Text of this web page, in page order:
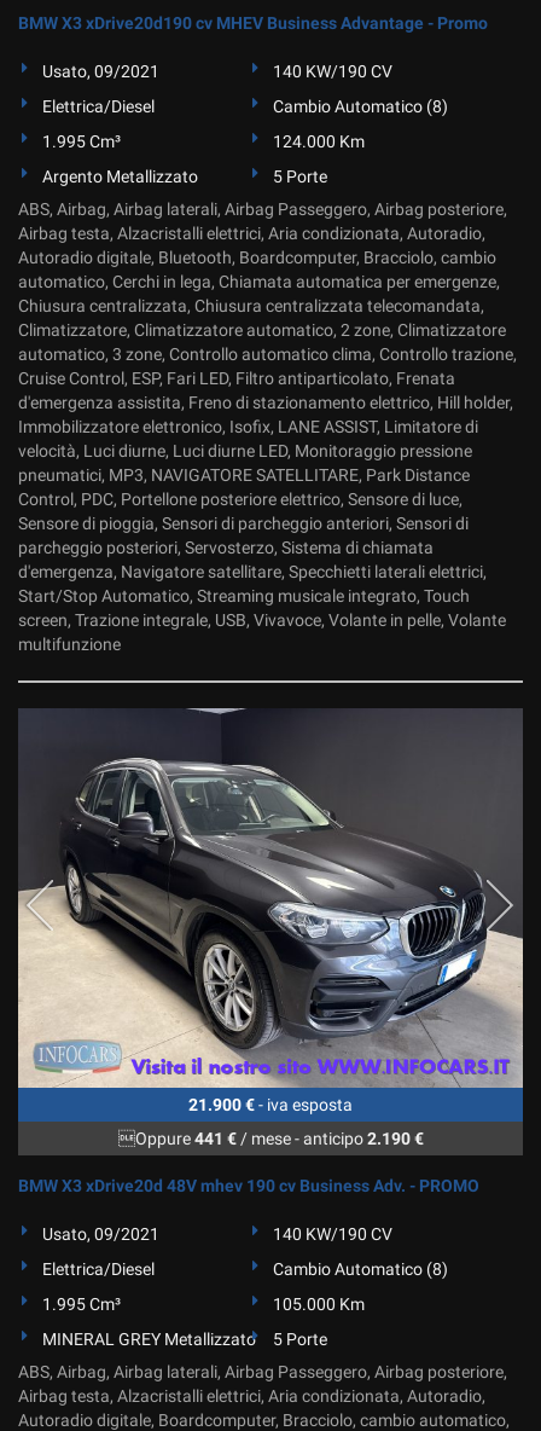
BMW X3 xDrive20d190 cv MHEV Business Advantage - Promo
Usato, 09/2021
140 KW/190 CV
Elettrica/Diesel
Cambio Automatico (8)
1.995 Cm³
124.000 Km
Argento Metallizzato
5 Porte
ABS, Airbag, Airbag laterali, Airbag Passeggero, Airbag posteriore,
Airbag testa, Alzacristalli elettrici, Aria condizionata, Autoradio,
Autoradio digitale, Bluetooth, Boardcomputer, Bracciolo, cambio
automatico, Cerchi in lega, Chiamata automatica per emergenze,
Chiusura centralizzata, Chiusura centralizzata telecomandata,
Climatizzatore, Climatizzatore automatico, 2 zone, Climatizzatore
automatico, 3 zone, Controllo automatico clima, Controllo trazione,
Cruise Control, ESP, Fari LED, Filtro antiparticolato, Frenata
d'emergenza assistita, Freno di stazionamento elettrico, Hill holder,
Immobilizzatore elettronico, Isofix, LANE ASSIST, Limitatore di
velocità, Luci diurne, Luci diurne LED, Monitoraggio pressione
pneumatici, MP3, NAVIGATORE SATELLITARE, Park Distance
Control, PDC, Portellone posteriore elettrico, Sensore di luce,
Sensore di pioggia, Sensori di parcheggio anteriori, Sensori di
parcheggio posteriori, Servosterzo, Sistema di chiamata
d'emergenza, Navigatore satellitare, Specchietti laterali elettrici,
Start/Stop Automatico, Streaming musicale integrato, Touch
screen, Trazione integrale, USB, Vivavoce, Volante in pelle, Volante
multifunzione
21.900 €- iva esposta
Oppure441 €/ mese-anticipo2.190 €
BMW X3 xDrive20d 48V mhev 190 cv Business Adv. - PROMO
Usato, 09/2021
140 KW/190 CV
Elettrica/Diesel
Cambio Automatico (8)
1.995 Cm³
105.000 Km
MINERAL GREY Metallizzato
5 Porte
ABS, Airbag, Airbag laterali, Airbag Passeggero, Airbag posteriore,
Airbag testa, Alzacristalli elettrici, Aria condizionata, Autoradio,
Autoradio digitale, Boardcomputer, Bracciolo, cambio automatico,